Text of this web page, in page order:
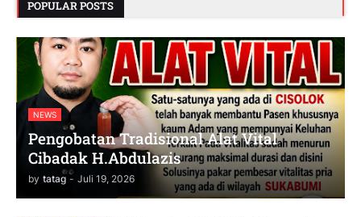
POPULAR POSTS
NEWS
Pengobatan Tradisional Alat Vital
Cibadak H.Abdulazis
by tatag - Juli 19, 2026